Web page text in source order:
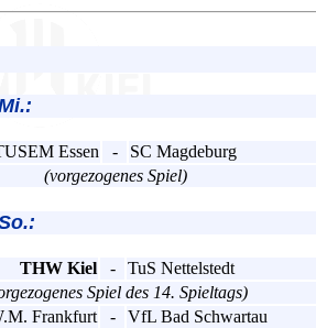
Essen -
SC Magdeburg
(vorgezogenes Spiel)
THW Kiel -
TuS Nettelstedt
Spiel des 14. Spieltags)
Frankfurt -
VfL Bad Schwartau